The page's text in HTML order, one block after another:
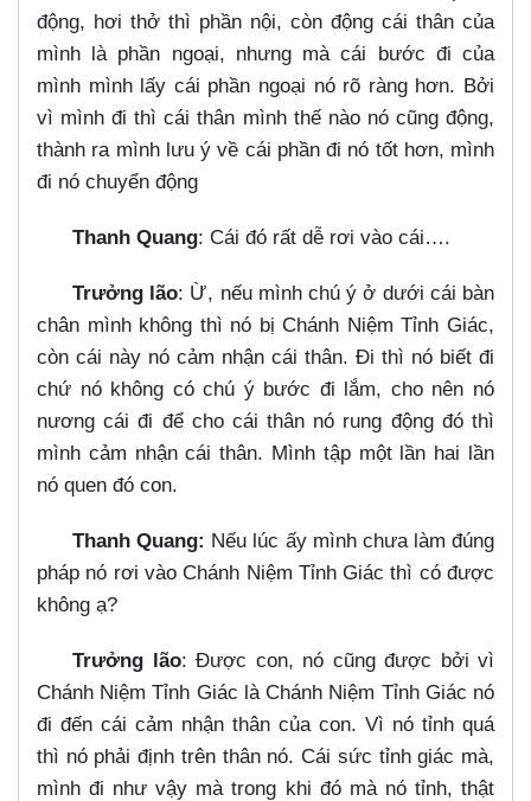
động, hơi thở thì phần nội, còn động cái thân của
mình là phần ngoại, nhưng mà cái bước đi của
mình mình lấy cái phần ngoại nó rõ ràng hơn. Bởi
vì mình đi thì cái thân mình thế nào nó cũng động,
thành ra mình lưu ý về cái phần đi nó tốt hơn, mình
đi nó chuyển động
Thanh Quang: Cái đó rất dễ rơi vào cái…​.
Trưởng lão: Ừ, nếu mình chú ý ở dưới cái bàn
chân mình không thì nó bị Chánh Niệm Tỉnh Giác,
còn cái này nó cảm nhận cái thân. Đi thì nó biết đi
chứ nó không có chú ý bước đi lắm, cho nên nó
nương cái đi để cho cái thân nó rung động đó thì
mình cảm nhận cái thân. Mình tập một lần hai lần
nó quen đó con.
Thanh Quang: Nếu lúc ấy mình chưa làm đúng
pháp nó rơi vào Chánh Niệm Tỉnh Giác thì có được
không ạ?
Trưởng lão: Được con, nó cũng được bởi vì
Chánh Niệm Tỉnh Giác là Chánh Niệm Tỉnh Giác nó
đi đến cái cảm nhận thân của con. Vì nó tỉnh quá
thì nó phải định trên thân nó. Cái sức tỉnh giác mà,
mình đi như vậy mà trong khi đó mà nó tỉnh, thật